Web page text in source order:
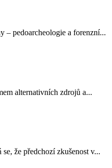
– pedoarcheologie a forenzní...
alternativních zdrojů a...
že předchozí zkušenost v...